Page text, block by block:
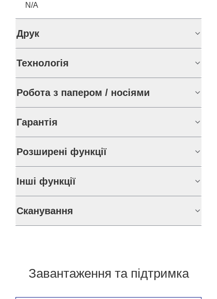
N/A
Друк
Технологія
Робота з папером / носіями
Гарантія
Розширені функції
Інші функції
Сканування
Завантаження та підтримка